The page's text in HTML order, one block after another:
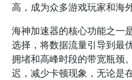
高，成为众多游戏玩家和海
海神加速器的核心功能之一
选择，将数据流量引导到最
拥堵和高峰时段的带宽瓶颈
迟，减少卡顿现象，无论是